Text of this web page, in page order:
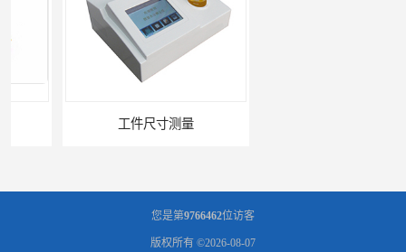
工件尺寸测量
您是第9766462位访客
版权所有 ©2026-08-07